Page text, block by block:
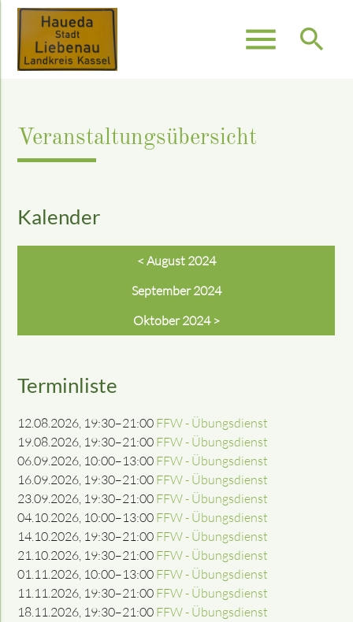
menu search
Veranstaltungsübersicht
Kalender
< August 2024
September 2024
Oktober 2024 >
Terminliste
12.08.2026, 19:30–21:00 FFW - Übungsdienst
19.08.2026, 19:30–21:00 FFW - Übungsdienst
06.09.2026, 10:00–13:00 FFW - Übungsdienst
16.09.2026, 19:30–21:00 FFW - Übungsdienst
23.09.2026, 19:30–21:00 FFW - Übungsdienst
04.10.2026, 10:00–13:00 FFW - Übungsdienst
14.10.2026, 19:30–21:00 FFW - Übungsdienst
21.10.2026, 19:30–21:00 FFW - Übungsdienst
01.11.2026, 10:00–13:00 FFW - Übungsdienst
11.11.2026, 19:30–21:00 FFW - Übungsdienst
18.11.2026, 19:30–21:00 FFW - Übungsdienst